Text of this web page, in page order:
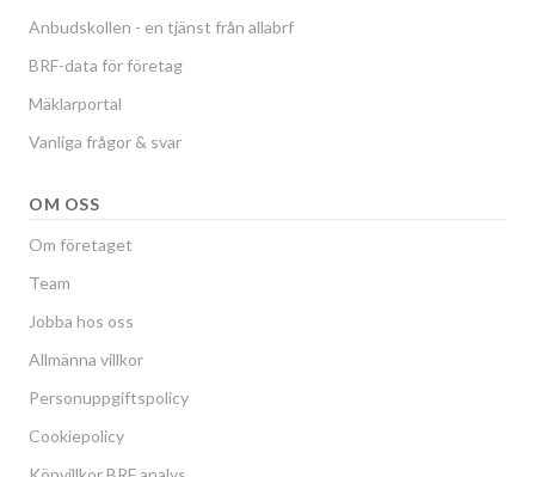
Anbudskollen - en tjänst från allabrf
BRF-data för företag
Mäklarportal
Vanliga frågor & svar
OM OSS
Om företaget
Team
Jobba hos oss
Allmänna villkor
Personuppgiftspolicy
Cookiepolicy